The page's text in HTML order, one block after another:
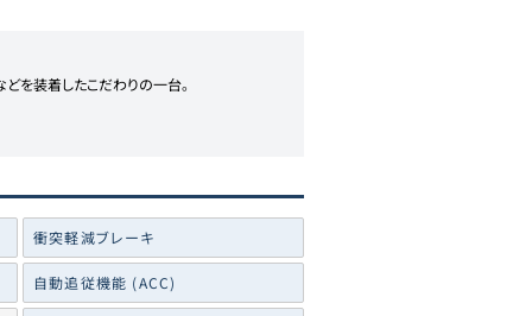
を装着したこだわりの一台。
衝突軽減ブレーキ
自動追従機能 (ACC)